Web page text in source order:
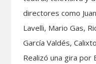
directores como
Lavelli, Mario Gas,
García Valdés,
Realizó una gira por